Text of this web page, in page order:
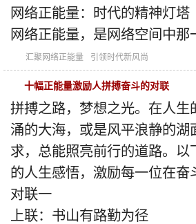
网络正能量：时代的精神灯塔
网络正能量，是网络空间中
汇聚网络正能量 引领时代新风尚
十幅正能量激励人拼搏奋斗的对联
拼搏之路，梦想之光。在人
涌的大海，或是风平浪静的
求，总能照亮前行的道路。
的人生感悟，激励每一位在奋
对联一
上联：书山有路勤为径